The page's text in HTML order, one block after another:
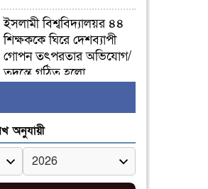
ইসলামী বিশ্ববিদ্যালয়র ৪৪
শিক্ষককে ঘিরে দেশব্যাপী
গোপন তৎপরতার অভিযোগ/
তদন্তে গঠিত হলো
মাত্র ৯১ টন ভারতীয় মরিচেই
ভেঙে পড়ল বাজার/৪০০
টাকা কেজি দাম কে ধরে
অনুযায়ী